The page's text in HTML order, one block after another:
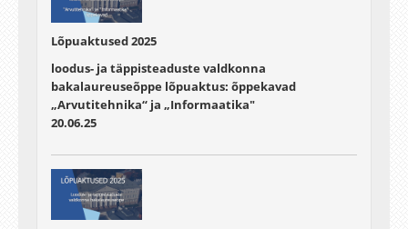
Lõpuaktused 2025
loodus- ja täppisteaduste valdkonna
bakalaureuseõppe lõpuaktus: õppekavad
„Arvutitehnika“ ja „Informaatika"
20.06.25